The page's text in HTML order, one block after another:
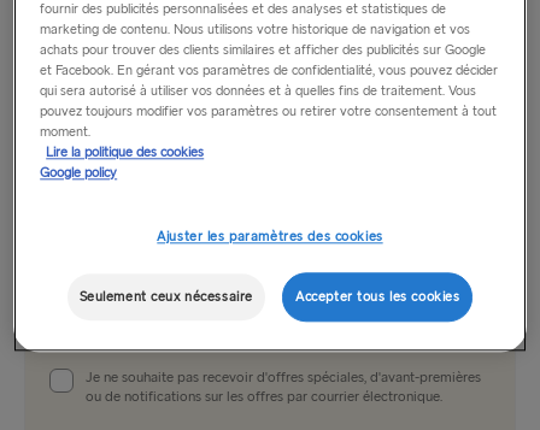
BIENVENUE À BORD !
Veuillez entrer votre adresse e-mail ci-dessous et
commencez à découvrir vos avantages Stena MORE.
Je souhaite adhérer au programme Stena MORE et j'accepte par
Conditions Générales d'adhésion
Je ne souhaite pas recevoir d'offres spéciales, d'avant-premières
ou de notifications sur les offres par courrier électronique.
fournir des publicités personnalisées et des analyses et statistiques de
marketing de contenu. Nous utilisons votre historique de navigation et vos
achats pour trouver des clients similaires et afficher des publicités sur Google
et Facebook. En gérant vos paramètres de confidentialité, vous pouvez décider
qui sera autorisé à utiliser vos données et à quelles fins de traitement. Vous
pouvez toujours modifier vos paramètres ou retirer votre consentement à tout
moment.
Lire la politique des cookies
Google policy
Ajuster les paramètres des cookies
Seulement ceux nécessaire Accepter tous les cookies